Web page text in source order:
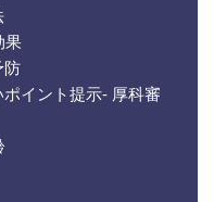
果
防
イント提示- 厚科審